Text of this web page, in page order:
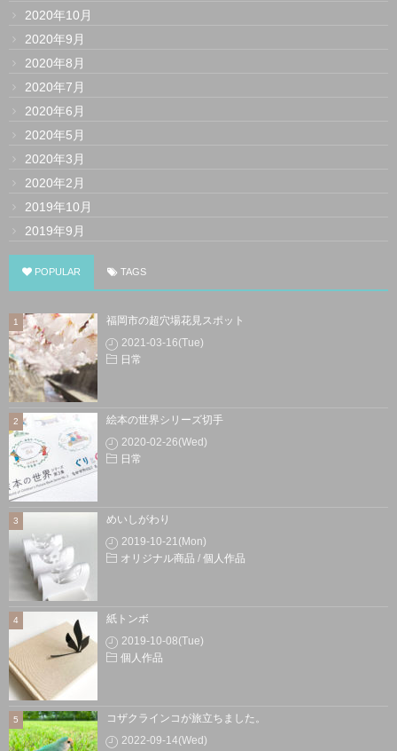
2020年10月
2020年9月
2020年8月
2020年7月
2020年6月
2020年5月
2020年3月
2020年2月
2019年10月
2019年9月
POPULAR TAGS
福岡市の超穴場花見スポット
2021-03-16(Tue)
日常
絵本の世界シリーズ切手
2020-02-26(Wed)
日常
めいしがわり
2019-10-21(Mon)
オリジナル商品 / 個人作品
紙トンボ
2019-10-08(Tue)
個人作品
コザクラインコが旅立ちました。
2022-09-14(Wed)